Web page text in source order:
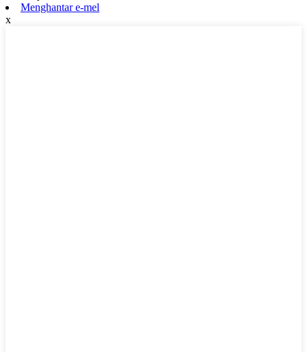
Menghantar e-mel
x